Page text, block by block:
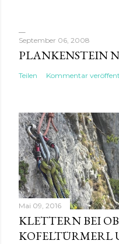
September 06, 2008
PLANKENSTEIN
Teilen Kommentar
Mai 09, 2016
KLETTERN BEI
KOFELTÜRMERL